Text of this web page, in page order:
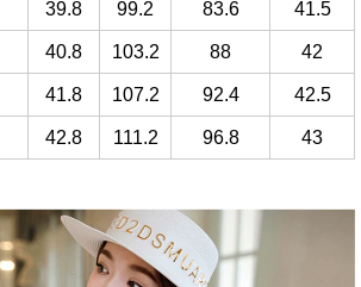
39.8 99.2 83.6 41.5
40.8 103.2 88 42
41.8 107.2 92.4 42.5
42.8 111.2 96.8 43